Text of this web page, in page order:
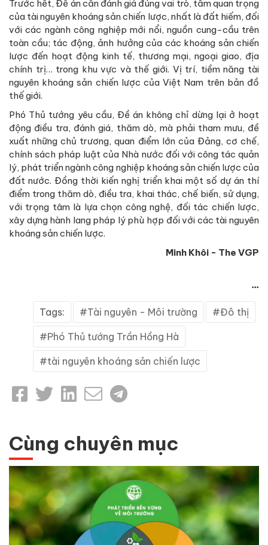
Trước hết, Đề án cần đánh giá đúng vai trò, tầm quan trọng
của tài nguyên khoáng sản chiến lược, nhất là đất hiếm, đối
với các ngành công nghiệp mới nổi, nguồn cung-cầu trên
toàn cầu; tác động, ảnh hưởng của các khoáng sản chiến
lược đến hoạt động kinh tế, thương mại, ngoại giao, địa
chính trị… trong khu vực và thế giới. Vị trí, tiềm năng tài
nguyên khoáng sản chiến lược của Việt Nam trên bản đồ
thế giới.
Phó Thủ tướng yêu cầu, Đề án không chỉ dừng lại ở hoạt
động điều tra, đánh giá, thăm dò, mà phải tham mưu, đề
xuất những chủ trương, quan điểm lớn của Đảng, cơ chế,
chính sách pháp luật của Nhà nước đối với công tác quản
lý, phát triển ngành công nghiệp khoáng sản chiến lược của
đất nước. Đồng thời kiến nghị triển khai một số dự án thí
điểm trong thăm dò, điều tra, khai thác, chế biến, sử dụng,
với trọng tâm là lựa chọn công nghệ, đối tác chiến lược,
xây dựng hành lang pháp lý phù hợp đối với các tài nguyên
khoáng sản chiến lược.
Minh Khôi - The VGP
...
Tags: Tài nguyên - Môi trường Đô thị
Phó Thủ tướng Trần Hồng Hà
tài nguyên khoáng sản chiến lược
Cùng chuyên mục